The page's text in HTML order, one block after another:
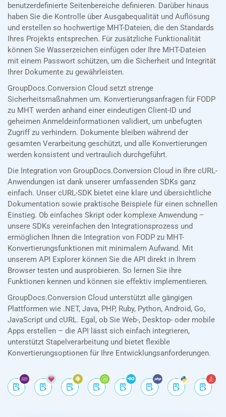
benutzerdefinierte Seitenbereiche definieren. Darüber hinaus
haben Sie die Kontrolle über Ausgabequalität und Auflösung
und erstellen so hochwertige MHT-Dateien, die den Standards
Ihres Projekts entsprechen. Für zusätzliche Funktionalität
können Sie Wasserzeichen einfügen oder Ihre MHT-Dateien
mit einem Passwort schützen, um die Sicherheit und Integrität
Ihrer Dokumente zu gewährleisten.
GroupDocs.Conversion Cloud setzt strenge
Sicherheitsmaßnahmen um. Konvertierungsanfragen für FODP
zu MHT werden anhand einer eindeutigen Client-ID und
geheimen Anmeldeinformationen validiert, um unbefugten
Zugriff zu verhindern. Dokumente bleiben während der
gesamten Verarbeitung geschützt, und alle Konvertierungen
werden konsistent und vertraulich durchgeführt.
Die Integration von GroupDocs.Conversion Cloud in Ihre cURL-
Anwendungen ist dank unserer umfassenden SDKs ganz
einfach. Unser cURL-SDK bietet eine klare und übersichtliche
Dokumentation sowie praktische Beispiele für einen schnellen
Einstieg. Ob einfaches Skript oder komplexe Anwendung –
unsere SDKs vereinfachen den Integrationsprozess und
ermöglichen Ihnen die Integration von FODP zu MHT-
Konvertierungsfunktionen mit minimalem Aufwand. Mit
unserem API Explorer können Sie die API direkt in Ihrem
Browser testen und ausprobieren. So lernen Sie ihre
Funktionen kennen und können sie effektiv implementieren.
GroupDocs.Conversion Cloud unterstützt alle gängigen
Plattformen wie .NET, Java, PHP, Ruby, Python, Android, Go,
JavaScript und cURL. Egal, ob Sie Web-, Desktop- oder mobile
Apps erstellen – die API lässt sich einfach integrieren,
unterstützt Stapelverarbeitung und bietet flexible
Konvertierungsoptionen für Ihre Entwicklungsanforderungen.